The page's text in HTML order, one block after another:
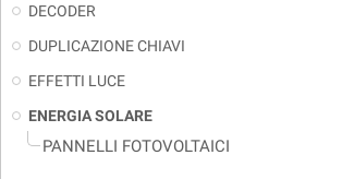
DECODER
DUPLICAZIONE CHIAVI
EFFETTI LUCE
ENERGIA SOLARE
PANNELLI FOTOVOLTAICI